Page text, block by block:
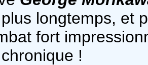
longtemps, et
fort
!